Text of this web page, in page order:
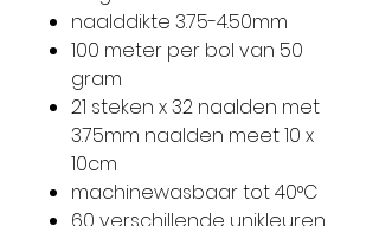
naalddikte 3.75-4.50mm
100 meter per bol van 50
gram
21 steken x 32 naalden met
3.75mm naalden meet 10 x
10cm
machinewasbaar tot 40°C